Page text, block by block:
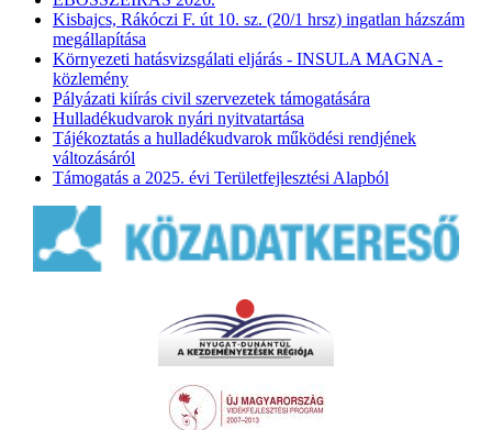
Kisbajcs, Rákóczi F. út 10. sz. (20/1 hrsz) ingatlan házszám
megállapítása
Környezeti hatásvizsgálati eljárás - INSULA MAGNA -
közlemény
Pályázati kiírás civil szervezetek támogatására
Hulladékudvarok nyári nyitvatartása
Tájékoztatás a hulladékudvarok működési rendjének
változásáról
Támogatás a 2025. évi Területfejlesztési Alapból